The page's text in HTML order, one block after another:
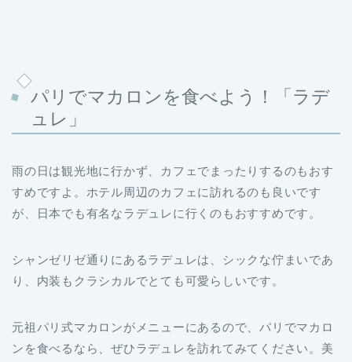
パリでマカロンを食べよう！「ラデ
ュレ」
雨の日は観光地に行かず、カフェでまったりするのもおす
すめですよ。ホテル周辺のカフェに訪れるのも良いです
が、日本でも有名なラデュレに行くのもおすすめです。
シャンゼリゼ通りにあるラデュレは、シックな佇まいであ
り、内装もクラシカルでとても可愛らしいです。
元祖パリ式マカロンがメニューにあるので、パリでマカロ
ンを食べるなら、ぜひラデュレを訪れてみてください。美